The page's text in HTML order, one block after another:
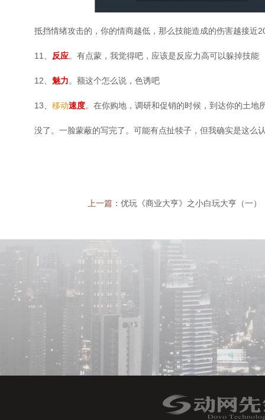
抵挡情绪攻击的，你的情商越低，那么技能造成的伤害越接近
11、 反应。有点蒙，我觉得吧，应该是反应力高可以躲掉技能
12、 魅力。额这个怎么说，色诱吧
13、 移动速度。在你购地，调研和促销的时候，到达你的土地
没了。一脸蒙蔽的写完了。可能有点扯犊子，但我确实是这么
上一篇： 优玩《商业大亨》之小白玩大亨（一）